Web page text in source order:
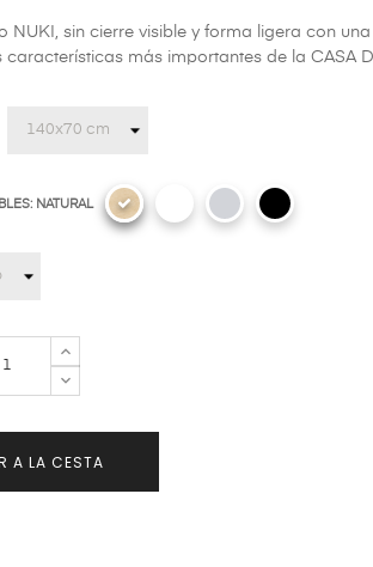
NUKI, sin cierre visible y forma ligera con
características más importantes de la CASA
NATURAL
A LA CESTA